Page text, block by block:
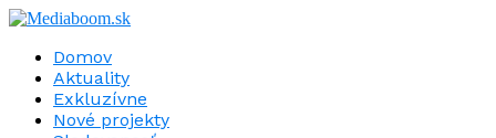
Domov
Aktuality
Exkluzívne
Nové projekty